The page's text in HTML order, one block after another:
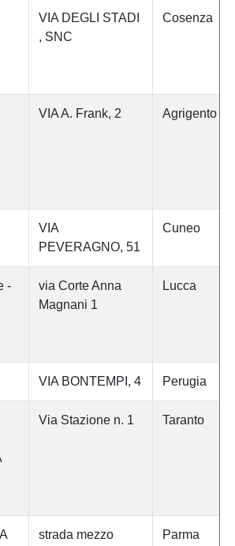
VIA DEGLI STADI
, SNC
Cosenza
VIA A. Frank, 2 Agrigento
VIA
PEVERAGNO, 51
Cuneo
-
via Corte Anna
Magnani 1
Lucca
VIA BONTEMPI, 4 Perugia
Via Stazione n. 1 Taranto
strada mezzo
Parma